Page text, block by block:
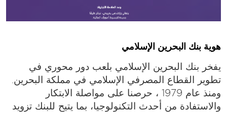
هوية بنك البحرين الإسلامي
يفخر بنك البحرين الإسلامي بلعب دور محوري في
تطوير القطاع المصرفي الإسلامي في مملكة البحرين.
ومنذ عام 1979 ، حرصنا على مواصلة الابتكار
والاستفادة من أحدث التكنولوجيا، بما يتيح للبنك تزويد